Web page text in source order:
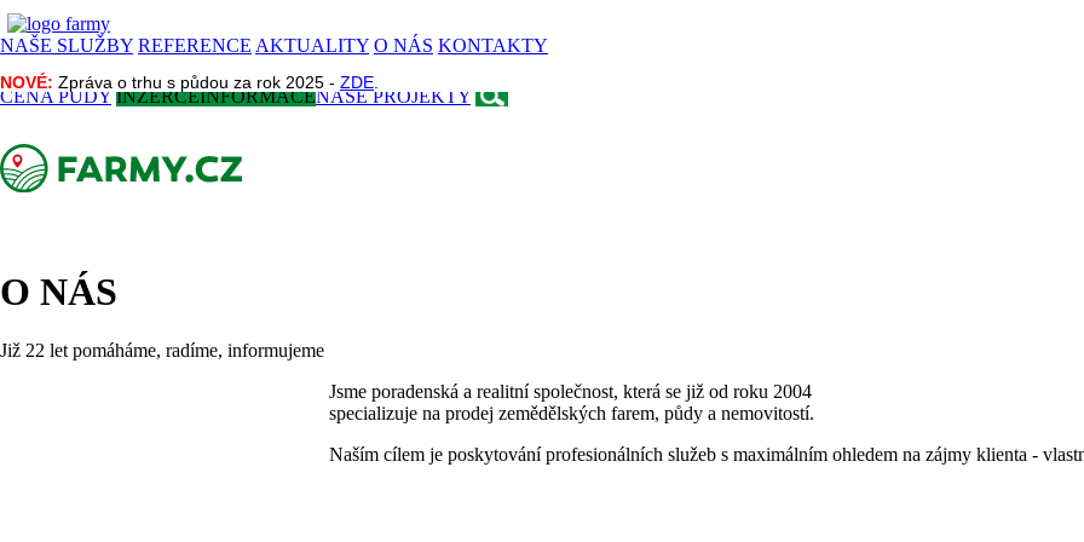
NAŠE SLUŽBY REFERENCE AKTUALITY O NÁS KONTAKTY
NOVÉ: Zpráva o trhu s půdou za rok 2025 - ZDE
CENA PŮDY INZERCEINFORMACENAŠE PROJEKTY
NOVÉ: Zpráva o trhu s půdou za rok 2025 - ZDE
O NÁS
Již 22 let pomáháme, radíme, informujeme
Jsme poradenská a realitní společnost, která se již od roku 2004
specializuje na prodej zemědělských farem, půdy a nemovitostí.
Naším cílem je poskytování profesionálních služeb s maximálním ohledem na zájmy klienta -